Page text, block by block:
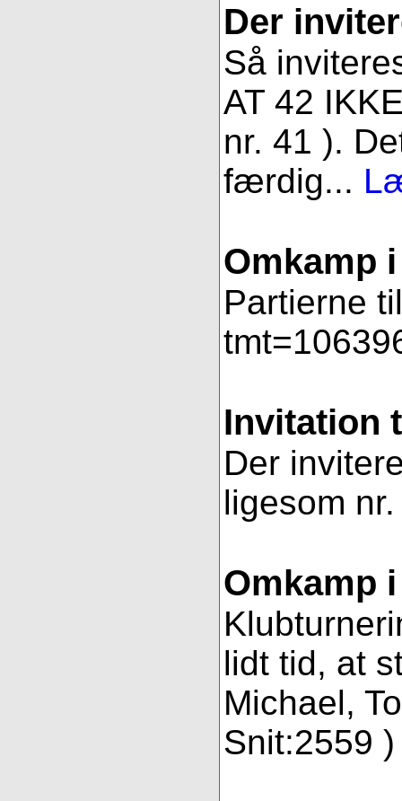
Der
Så
AT 42
nr. 41 ).
færdig...
Omkamp
Partierne
Invitation
Der
ligesom
Omkamp
lidt tid, at
Michael,
Snit:2559